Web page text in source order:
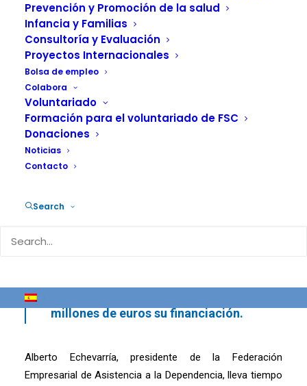
Prevención y Promoción de la salud
Infancia y Familias
Consultoría y Evaluación
Proyectos Internacionales
Bolsa de empleo
Colabora
Voluntariado
Formación para el voluntariado de FSC
Donaciones
Noticias
Contacto
Search
La patronal de residencias concertadas
que atienden a los dependientes afirma
que el sector está al borde del precipicio
como consecuencia de los impagos de
generalizados y que se agravan en
La Mancha. Advierte de que la situación
recortes en la dependencia cuya
uno de agosto y que rebaja otros 200
millones de euros su financiación.
Alberto Echevarría, presidente de la Federación
Empresarial de Asistencia a la Dependencia, lleva tiempo